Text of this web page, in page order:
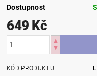
Dostupnost
649 Kč
KÓD PRODUKTU